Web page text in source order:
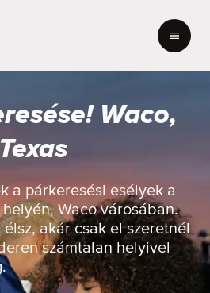
Waco,
Texas
a párkeresési esélyek a
Waco városában.
akár csak el szeretnél
számtalan helyivel